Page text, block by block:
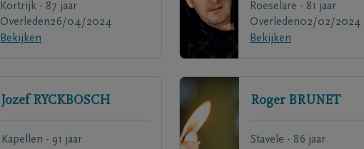
Kortrijk - 87 jaar
Overleden26/04/2024
Bekijken
Roeselare - 81 jaar
Overleden02/02/2024
Bekijken
Jozef RYCKBOSCH
Kapellen - 91 jaar
Roger BRUNET
Stavele - 86 jaar